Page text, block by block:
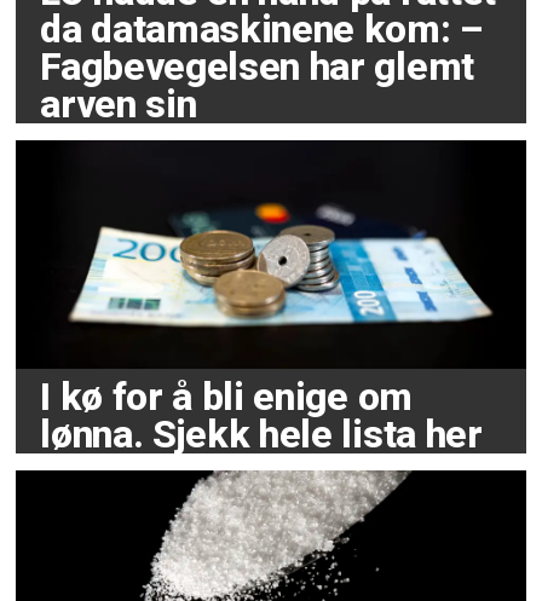
da datamaskinene kom: –
Fagbevegelsen har glemt
arven sin
I kø for å bli enige om
lønna. Sjekk hele lista her